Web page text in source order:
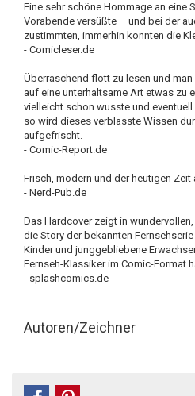
Eine sehr schöne Hommage an eine
Vorabende versüßte – und bei der
zustimmten, immerhin konnten die
- Comicleser.de
Überraschend flott zu lesen und
auf eine unterhaltsame Art etwas zu
vielleicht schon wusste und
so wird dieses verblasste Wissen
aufgefrischt.
- Comic-Report.de
Frisch, modern und der heutigen
- Nerd-Pub.de
Das Hardcover zeigt in
die Story der bekannten Fernsehserie
Kinder und junggebliebene
Fernseh-Klassiker im Comic-Format
- splashcomics.de
Autoren/Zeichner